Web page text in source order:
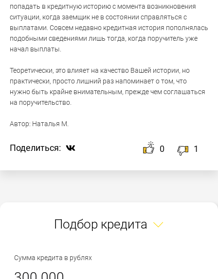
попадать в кредитную историю с момента возникновения
ситуации, когда заемщик не в состоянии справляться с
выплатами. Совсем недавно кредитная история пополнялась
подобными сведениями лишь тогда, когда поручитель уже
начал выплаты.
Теоретически, это влияет на качество Вашей истории, но
практически, просто лишний раз напоминает о том, что
нужно быть крайне внимательным, прежде чем соглашаться
на поручительство.
Автор: Наталья М.
Поделиться: 0 1
Подбор кредита
Сумма кредита в рублях